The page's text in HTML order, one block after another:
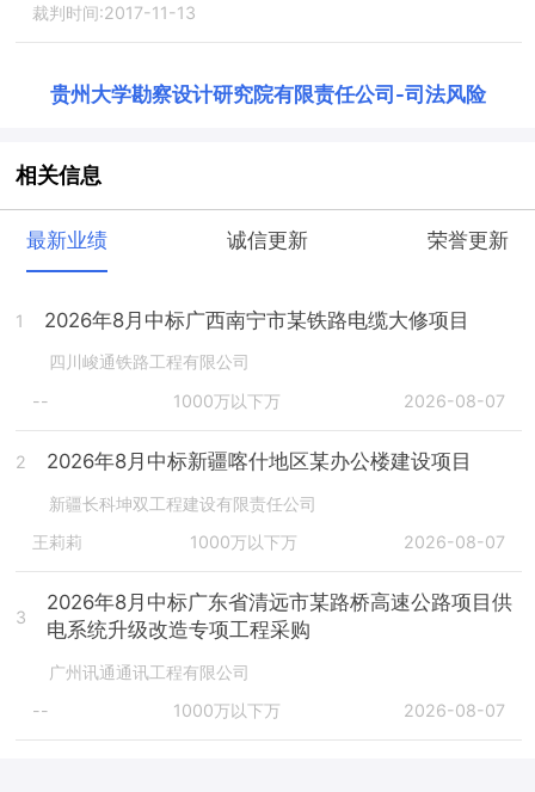
裁判时间:2017-11-13
贵州大学勘察设计研究院有限责任公司 -司法风险
相关信息
最新业绩 诚信更新 荣誉更新
1 2026年8月中标广西南宁市某铁路电缆大修项目
四川峻通铁路工程有限公司
--
1000万以下万 2026-08-07
2 2026年8月中标新疆喀什地区某办公楼建设项目
新疆长科坤双工程建设有限责任公司
王莉莉
1000万以下万 2026-08-07
3
2026年8月中标广东省清远市某路桥高速公路项目供
电系统升级改造专项工程采购
广州讯通通讯工程有限公司
--
1000万以下万 2026-08-07